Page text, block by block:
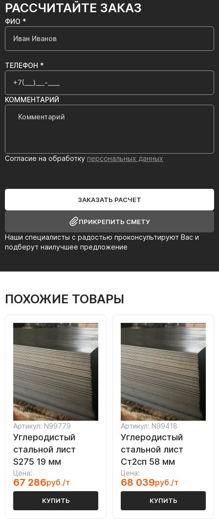
РАССЧИТАЙТЕ ЗАКАЗ
Наши специалисты с радостью проконсультируют Вас и
подберут наилучшее предложение
ФИО *
ТЕЛЕФОН *
КОММЕНТАРИЙ
Согласие на обработку персональных данных
ЗАКАЗАТЬ РАСЧЕТ
ПРИКРЕПИТЬ СМЕТУ
ПОХОЖИЕ ТОВАРЫ
Артикул: N99779
Углеродистый
стальной лист
S275 19 мм
Цена:
67 286руб./т
КУПИТЬ
Артикул: N99418
Углеродистый
стальной лист
Ст2сп 58 мм
Цена:
68 039руб./т
КУПИТЬ